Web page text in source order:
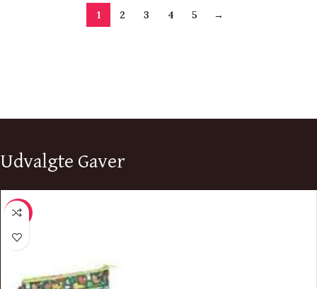
1 2 3 4 5 →
Udvalgte Gaver
-12%